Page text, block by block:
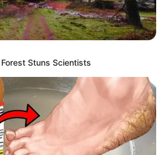
Stuns Scientists